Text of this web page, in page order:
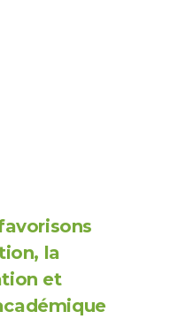
la
et